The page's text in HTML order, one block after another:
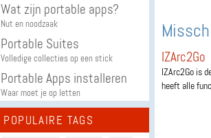
Wat zijn portable apps?
Nut en noodzaak
Portable Suites
Volledige collecties op een stick
Portable Apps installeren
Waar moet je op letten
POPULAIRE TAGS
IZArc2Go
IZArc2Go is
heeft alle